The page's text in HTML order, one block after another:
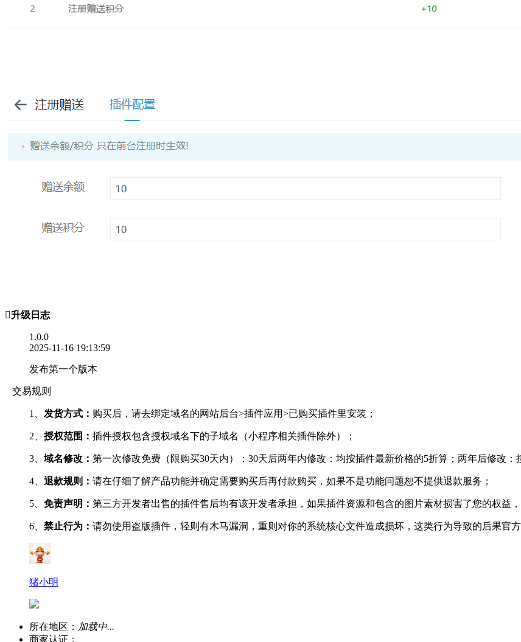
升级日志
1.0.0
2025-11-16 19:13:59
发布第一个版本
交易规则
1、 发货方式： 购买后，请去绑定域名的网站后台>插件应用>已购买插件里安装；
2、 授权范围： 插件授权包含授权域名下的子域名（小程序相关插件除外）；
3、 域名修改： 第一次修改免费（限购买30天内）；30天后两年内修改：均按插件最新价格的5折算；两年后修改：
4、 退款规则： 请在仔细了解产品功能并确定需要购买后再付款购买，如果不是功能问题恕不提供退款服务；
5、 免责声明： 第三方开发者出售的插件售后均有该开发者承担，如果插件资源和包含的图片素材损害了您的权益
6、 禁止行为： 请勿使用盗版插件，轻则有木马漏洞，重则对你的系统核心文件造成损坏，这类行为导致的后果官方
猪小明
所在地区： 加载中...
商家认证：